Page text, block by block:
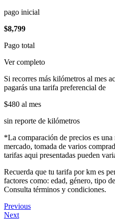
pago inicial
$8,799
Pago total
Ver completo
Si recorres más kilómetros al mes
pagarás una tarifa preferencial de
$480 al mes
sin reporte de kilómetros
*La comparación de precios es una
mercado, tomada de varios
tarifas aqui presentadas pueden
Recuerda que tu tarifa por km es
factores como: edad, género, tipo
Consulta términos y condiciones.
Previous
Next